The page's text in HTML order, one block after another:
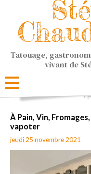
Tatouage,
vivant de
À Pain, Vin,
vapoter
jeudi 25 novembre 2021